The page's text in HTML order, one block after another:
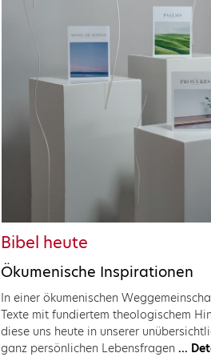
Bibel heute
Ökumenische Inspirationen
In einer ökumenischen
Texte mit fundiertem theologischem
diese uns heute in unserer
ganz persönlichen Lebensfragen ...